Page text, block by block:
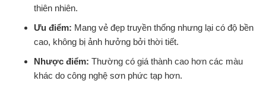
thiên nhiên.
Ưu điểm: Mang vẻ đẹp truyền thống nhưng lại có độ bền
cao, không bị ảnh hưởng bởi thời tiết.
Nhược điểm: Thường có giá thành cao hơn các màu
khác do công nghệ sơn phức tạp hơn.